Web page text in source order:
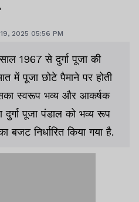
2025 05:56 PM
1967 से दुर्गा पूजा की
में पूजा छोटे पैमाने पर होती
स्वरूप भव्य और आकर्षक
दुर्गा पूजा पंडाल को भव्य रूप
निर्धारित किया गया है.